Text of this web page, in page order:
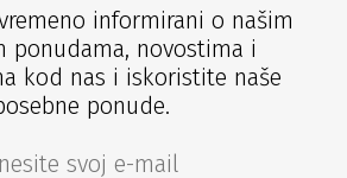
informirani o našim
ponudama, novostima i
kod nas i iskoristite naše
ponude.